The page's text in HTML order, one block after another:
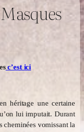
c’est ici
héritage une certaine
lui imputait. Durant
cheminées vomissant la